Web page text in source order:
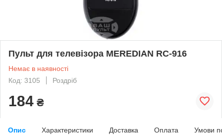
Пульт для телевізора MEREDIAN RC-916
Немає в наявності
Код: 3105
Роздріб
184 ₴
Опис Характеристики Доставка Оплата Умови